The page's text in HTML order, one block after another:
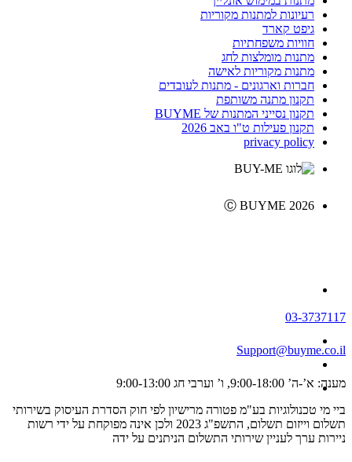
רעיונות למתנות מקוריות
גיפט קארד
חוויות משפחתיות
מתנות מומלצות לחג
מתנות מקוריות לאישה
חברות וארגונים - מתנות לעובדים
תקנון מתנה משותפת
תקנון נסייני המתנות של BUYME
תקנון פעילות ט"ו באב 2026
privacy policy
Ⓒ BUYME 2026
03-3737117
Support@buyme.co.il
מענה: א’-ה’ 9:00-18:00, ו’ וערבי חג 9:00-13:00
ביי מי טכנולוגיות בע"מ פטורה מרישיון לפי חוק הסדרת העיסוק בשירותי
תשלום וייזום תשלום, התשפ"ג 2023 ולכן אינה מפוקחת על ידי רשות
ניירות ערך לעניין שירותי התשלום הניתנים על ידה